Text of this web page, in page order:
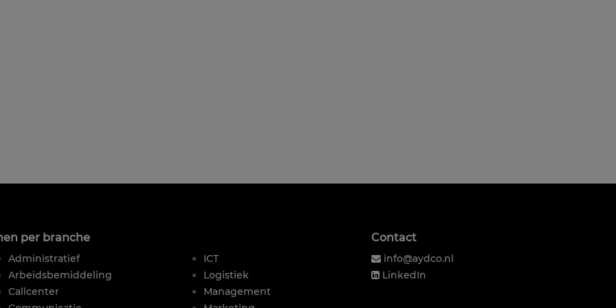
per branche
Administratief
Arbeidsbemiddeling
Callcenter
ICT
Logistiek
Management
Contact
info@aydco.nl
LinkedIn